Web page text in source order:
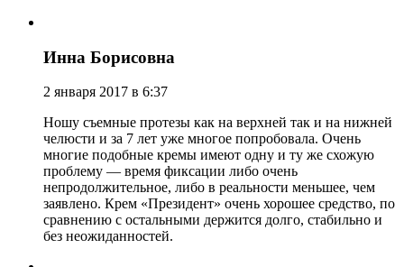
Инна Борисовна
2 января 2017 в 6:37
Ношу съемные протезы как на верхней так и на нижней
челюсти и за 7 лет уже многое попробовала. Очень
многие подобные кремы имеют одну и ту же схожую
проблему — время фиксации либо очень
непродолжительное, либо в реальности меньшее, чем
заявлено. Крем «Президент» очень хорошее средство, по
сравнению с остальными держится долго, стабильно и
без неожиданностей.